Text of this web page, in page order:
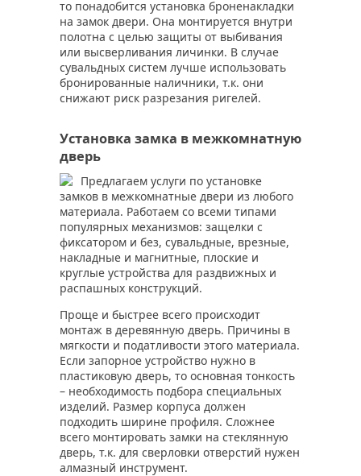
то понадобится установка броненакладки
на замок двери. Она монтируется внутри
полотна с целью защиты от выбивания
или высверливания личинки. В случае
сувальдных систем лучше использовать
бронированные наличники, т.к. они
снижают риск разрезания ригелей.
Установка замка в межкомнатную
дверь
Предлагаем услуги по установке
замков в межкомнатные двери из любого
материала. Работаем со всеми типами
популярных механизмов: защелки с
фиксатором и без, сувальдные, врезные,
накладные и магнитные, плоские и
круглые устройства для раздвижных и
распашных конструкций.
Проще и быстрее всего происходит
монтаж в деревянную дверь. Причины в
мягкости и податливости этого материала.
Если запорное устройство нужно в
пластиковую дверь, то основная тонкость
– необходимость подбора специальных
изделий. Размер корпуса должен
подходить ширине профиля. Сложнее
всего монтировать замки на стеклянную
дверь, т.к. для сверловки отверстий нужен
алмазный инструмент.